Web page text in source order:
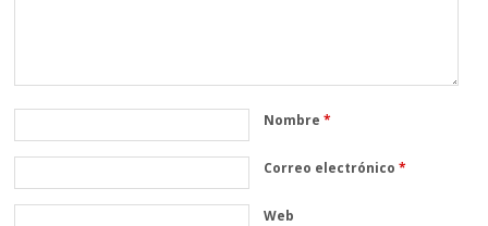
Nombre*
Correo electrónico*
Web